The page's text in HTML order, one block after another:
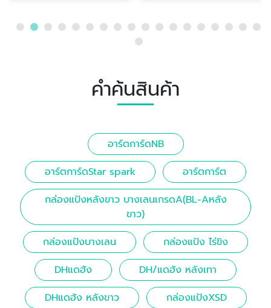
คำค้นสินค้า
อาร์ตการ์ดNB
อาร์ตการ์ดStar spark
อาร์ตการ์ต
กล่องแป้งหลังขาว บางเลนเกรดA(BL-Aหลัง
ขาว)
กล่องแป้งบางเลน
กล่องแป้ง ไร่ขิง
DHแดฮัง
DH/แดฮัง หลังเทา
DHแดฮัง หลังขาว
กล่องแป้งXSD